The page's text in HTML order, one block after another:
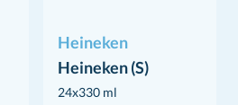
Heineken
Heineken (S)
24x330 ml